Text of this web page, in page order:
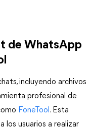
de WhatsApp
incluyendo archivos
profesional de
FoneTool . Esta
los usuarios a realizar